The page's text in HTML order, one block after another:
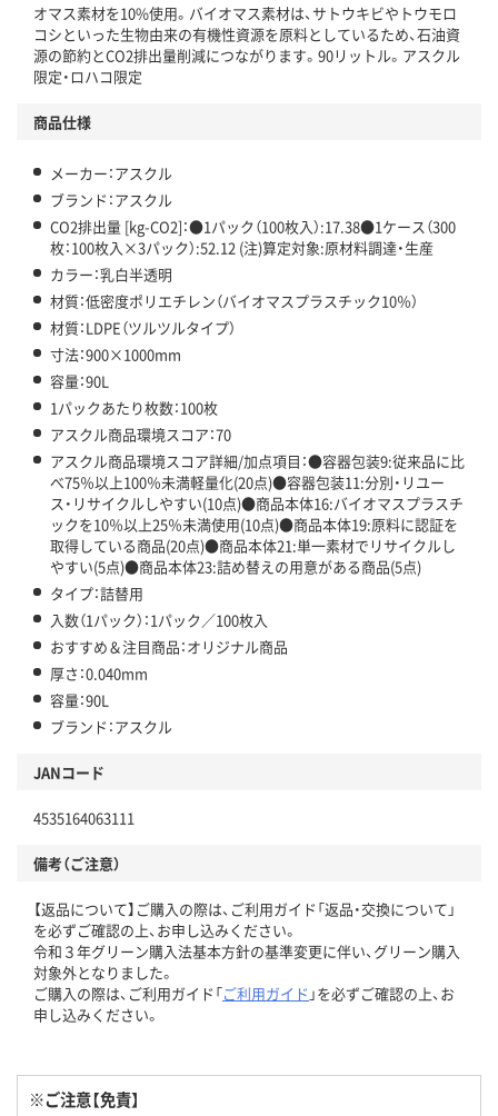
オマス素材を10%使用。バイオマス素材は、サトウキビやトウモロ
コシといった生物由来の有機性資源を原料としているため、石油資
源の節約とCO2排出量削減につながります。90リットル。アスクル
限定・ロハコ限定
商品仕様
メーカー：アスクル
ブランド：アスクル
CO2排出量 [kg-CO2]：●1パック（100枚入）:17.38●1ケース（300
枚：100枚入×3パック）:52.12 (注)算定対象:原材料調達・生産
カラー：乳白半透明
材質：低密度ポリエチレン（バイオマスプラスチック10％）
材質：LDPE（ツルツルタイプ）
寸法：900×1000mm
容量：90L
1パックあたり枚数：100枚
アスクル商品環境スコア：70
アスクル商品環境スコア詳細/加点項目：●容器包装9:従来品に比
べ75％以上100％未満軽量化(20点)●容器包装11:分別・リユー
ス・リサイクルしやすい(10点)●商品本体16:バイオマスプラスチ
ックを10％以上25％未満使用(10点)●商品本体19:原料に認証を
取得している商品(20点)●商品本体21:単一素材でリサイクルし
やすい(5点)●商品本体23:詰め替えの用意がある商品(5点)
タイプ：詰替用
入数（1パック）：1パック／100枚入
おすすめ＆注目商品：オリジナル商品
厚さ：0.040mm
容量：90L
ブランド：アスクル
JANコード
4535164063111
備考（ご注意）
【返品について】ご購入の際は、ご利用ガイド「返品・交換について」
を必ずご確認の上、お申し込みください。
令和３年グリーン購入法基本方針の基準変更に伴い、グリーン購入
対象外となりました。
ご購入の際は、ご利用ガイド「ご利用ガイド 」を必ずご確認の上、お
申し込みください。
※ご注意【免責】